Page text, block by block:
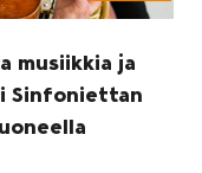
musiikkia ja
Sinfoniettan